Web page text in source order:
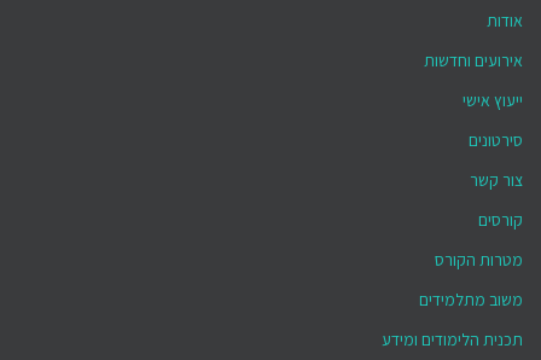
אודות
אירועים וחדשות
ייעוץ אישי
סירטונים
צור קשר
קורסים
מטרות הקורס
משוב מתלמידים
תכנית הלימודים ומידע